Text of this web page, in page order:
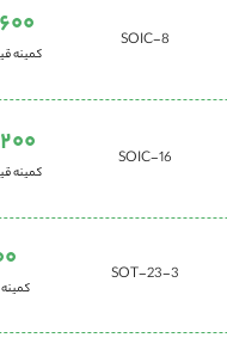
8-SOIC
کمینه
16-SOIC
کمینه
SOT-23-3